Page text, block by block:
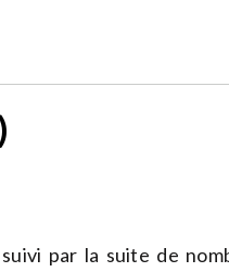
par la suite de